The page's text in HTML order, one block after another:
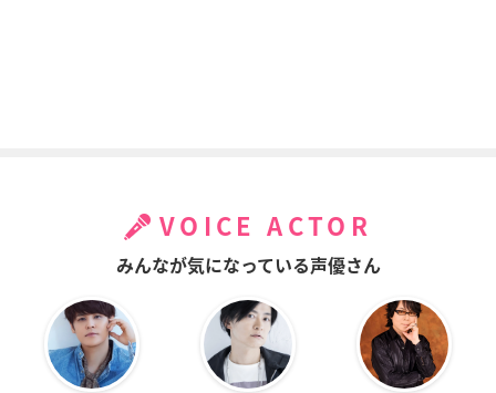
VOICE ACTOR
みんなが気になっている声優さん